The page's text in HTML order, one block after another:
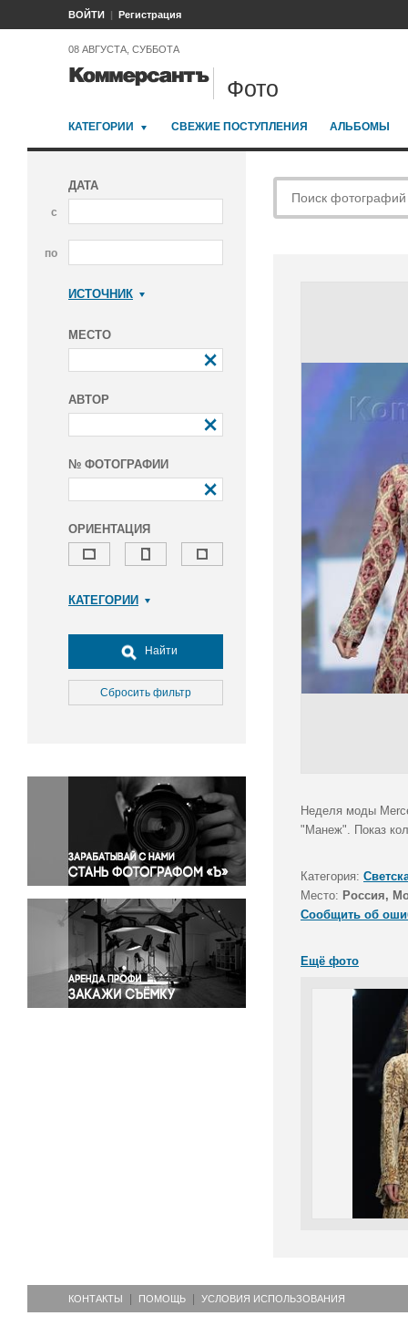
ВОЙТИ Регистрация
08 АВГУСТА, СУББОТА
Фото
КАТЕГОРИИ СВЕЖИЕ ПОСТУПЛЕНИЯ АЛЬБОМЫ
ДАТА
с
по
ИСТОЧНИК
МЕСТО
АВТОР
№ ФОТОГРАФИИ
ОРИЕНТАЦИЯ
КАТЕГОРИИ
Досуг, туризм и отдых
Культура
Медицина
Окружающая среда
Политика
Правосудие
Происшествия и конфликты
Религия
Светская жизнь
Спорт
Экология
Экономика и бизнес
Найти
Сбросить фильтр
Неделя моды
"Манеж". Показ
Категория:
Место: Россия,
Сообщить об
Ещё фото
КОНТАКТЫ ПОМОЩЬ УСЛОВИЯ ИСПОЛЬЗОВАНИЯ